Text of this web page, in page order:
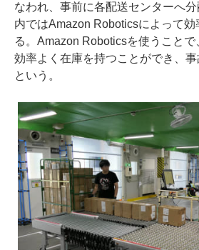
なわれ、事前に各配送センターへ
内ではAmazon Roboticsによって
る。Amazon Roboticsを使うことで
効率よく在庫を持つことができ、
という。